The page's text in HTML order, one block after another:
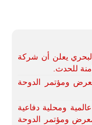
يعلن أن شركة
ومؤتمر الدوحة
لأكثر من 200 شركة عالمية ومحلية دفاعية
ومؤتمر الدوحة